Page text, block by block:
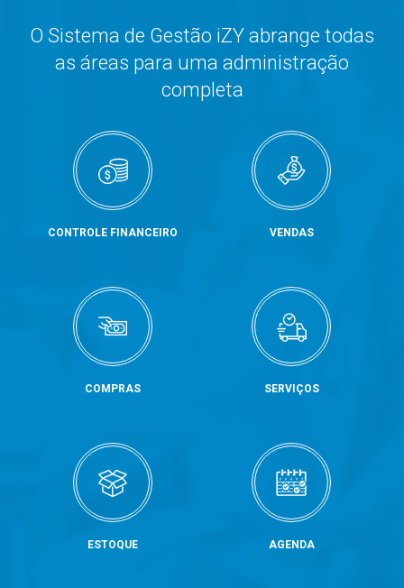
O Sistema de Gestão iZY abrange todas
as áreas para uma administração
completa
CONTROLE FINANCEIRO VENDAS
COMPRAS SERVIÇOS
ESTOQUE AGENDA